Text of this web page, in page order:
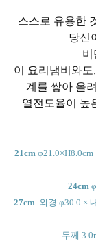
스스로 유용한
당신
비
이 요리냄비와
계를 쌓아 올
열전도율이 높
21cm
24cm
27cm 외경 φ30.0 ×
두께